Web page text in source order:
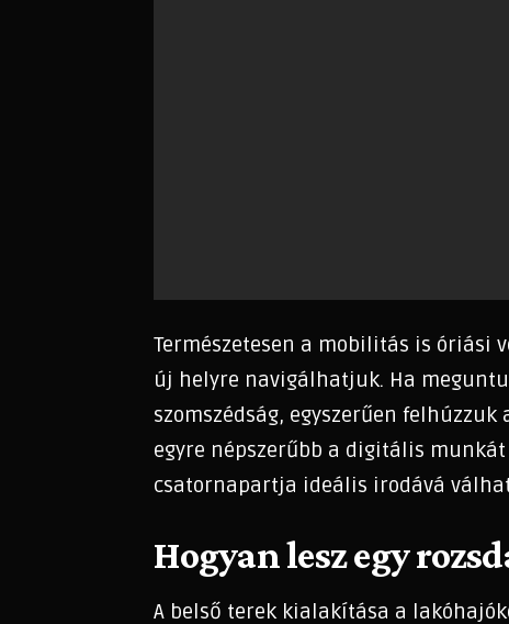
Természetesen a mobilitás is
új helyre navigálhatjuk. Ha
szomszédság, egyszerűen
egyre népszerűbb a digitális
csatornapartja ideális irodává
Hogyan lesz egy
A belső terek kialakítása a